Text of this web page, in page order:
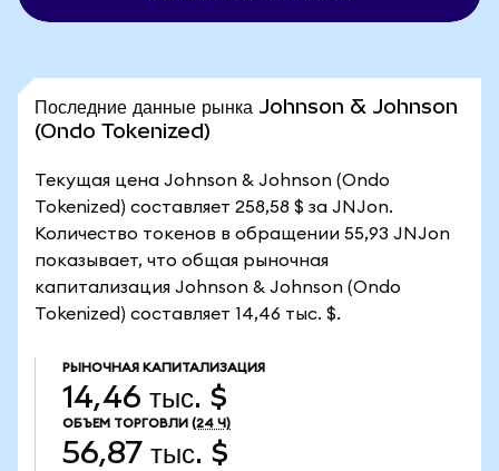
Последние данные рынка Johnson & Johnson
(Ondo Tokenized)
Текущая цена Johnson & Johnson (Ondo
Tokenized) составляет 258,58 $ за JNJon.
Количество токенов в обращении 55,93 JNJon
показывает, что общая рыночная
капитализация Johnson & Johnson (Ondo
Tokenized) составляет 14,46 тыс. $.
РЫНОЧНАЯ КАПИТАЛИЗАЦИЯ
14,46 тыс. $
ОБЪЕМ ТОРГОВЛИ (24 Ч)
56,87 тыс. $